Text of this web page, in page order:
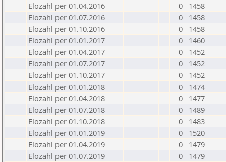
Elozahl per 01.04.2016
0
1458
Elozahl per 01.07.2016
0
1458
Elozahl per 01.10.2016
0
1458
Elozahl per 01.01.2017
0
1460
Elozahl per 01.04.2017
0
1452
Elozahl per 01.07.2017
0
1452
Elozahl per 01.10.2017
0
1452
Elozahl per 01.01.2018
0
1474
Elozahl per 01.04.2018
0
1477
Elozahl per 01.07.2018
0
1489
Elozahl per 01.10.2018
0
1483
Elozahl per 01.01.2019
0
1520
Elozahl per 01.04.2019
0
1479
Elozahl per 01.07.2019
0
1479